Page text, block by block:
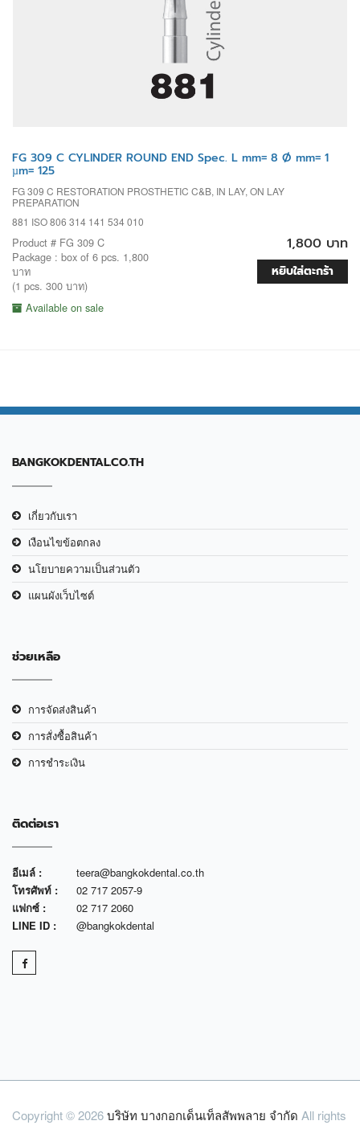
FG 309 C CYLINDER ROUND END Spec. L mm= 8 Ø mm= 1
µm= 125
FG 309 C RESTORATION PROSTHETIC C&B, IN LAY, ON LAY
PREPARATION
881 ISO 806 314 141 534 010
Product # FG 309 C
Package : box of 6 pcs. 1,800
บาท
(1 pcs. 300 บาท)
Available on sale
1,800 บาท
หยิบใส่ตะกร้า
BANGKOKDENTAL.CO.TH
เกี่ยวกับเรา
เงือนไขข้อตกลง
นโยบายความเป็นส่วนตัว
แผนผังเว็บไซต์
ช่วยเหลือ
การจัดส่งสินค้า
การสั่งซื้อสินค้า
การชำระเงิน
ติดต่อเรา
อีเมล์ :
teera@bangkokdental.co.th
โทรศัพท์ :
02 717 2057-9
แฟกซ์ :
02 717 2060
LINE ID :
@bangkokdental
Copyright © 2026บริษัท บางกอกเด็นเท็ลสัพพลาย จำกัด All rights